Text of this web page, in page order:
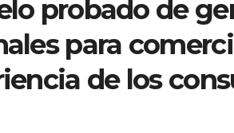
probado de
para
de los